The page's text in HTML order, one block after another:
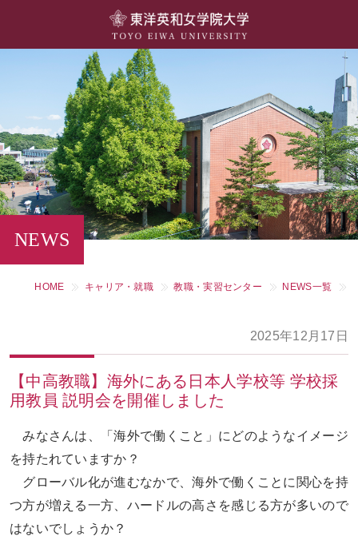
学部・学科
キャンパスライフ
留学・国際交流
キャリア・就職
お問い合わせ
NEWS
HOME キャリア・就職 教職・実習センター NEWS一覧
2025年12月17日
【中高教職】海外にある日本人学校等 学校採
用教員 説明会を開催しました
みなさんは、「海外で働くこと」にどのようなイメージ
を持たれていますか？
グローバル化が進むなかで、海外で働くことに関心を持
つ方が増える一方、ハードルの高さを感じる方が多いので
はないでしょうか？